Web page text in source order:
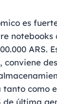
es
notebooks
ARS.
conviene
como